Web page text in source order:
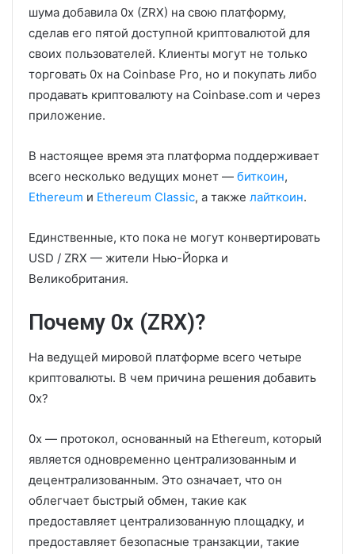
шума добавила 0x (ZRX) на свою платформу,
сделав его пятой доступной криптовалютой для
своих пользователей. Клиенты могут не только
торговать 0x на Coinbase Pro, но и покупать либо
продавать криптовалюту на Coinbase.com и через
приложение.
В настоящее время эта платформа поддерживает
всего несколько ведущих монет — биткоин,
Ethereum и Ethereum Classic, а также лайткоин.
Единственные, кто пока не могут конвертировать
USD / ZRX — жители Нью-Йорка и
Великобритания.
Почему 0x (ZRX)?
На ведущей мировой платформе всего четыре
криптовалюты. В чем причина решения добавить
0x?
0x — протокол, основанный на Ethereum, который
является одновременно централизованным и
децентрализованным. Это означает, что он
облегчает быстрый обмен, такие как
предоставляет централизованную площадку, и
предоставляет безопасные транзакции, такие